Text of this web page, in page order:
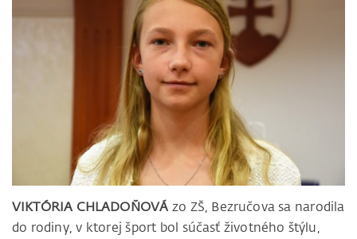
VIKTÓRIA CHLADOŇOVÁ zo ZŠ, Bezručova sa narodila
do rodiny, v ktorej šport bol súčasť životného štýlu,